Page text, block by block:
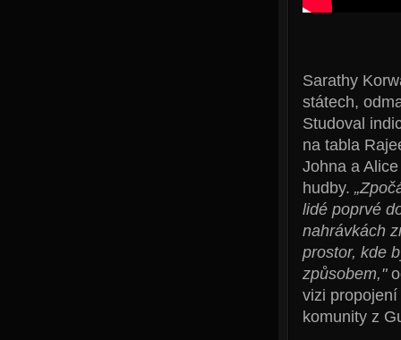
Sarathy
státech,
Studoval
na tabla
Johna a
hudby.
lidé poprvé
nahrávkách
prostor, kde
způsobem,"
vizi
komunity z